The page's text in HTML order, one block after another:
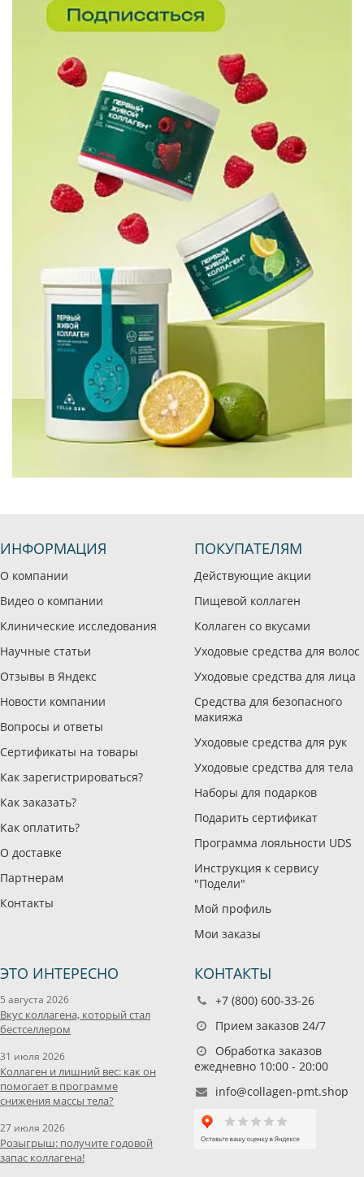
ИНФОРМАЦИЯ
О компании
Видео о компании
Клинические исследования
Научные статьи
Отзывы в Яндекс
Новости компании
Вопросы и ответы
Сертификаты на товары
Как зарегистрироваться?
Как заказать?
Как оплатить?
О доставке
Партнерам
Контакты
ПОКУПАТЕЛЯМ
Действующие акции
Пищевой коллаген
Коллаген со вкусами
Уходовые средства для волос
Уходовые средства для лица
Средства для безопасного
макияжа
Уходовые средства для рук
Уходовые средства для тела
Наборы для подарков
Подарить сертификат
Программа лояльности UDS
Инструкция к сервису
"Подели"
Мой профиль
Мои заказы
ЭТО ИНТЕРЕСНО
5 августа 2026
Вкус коллагена, который стал
бестселлером
31 июля 2026
Коллаген и лишний вес: как он
помогает в программе
снижения массы тела?
27 июля 2026
Розыгрыш: получите годовой
запас коллагена!
КОНТАКТЫ
+7 (800) 600-33-26
Прием заказов 24/7
Обработка заказов
ежедневно 10:00 - 20:00
info@collagen-pmt.shop